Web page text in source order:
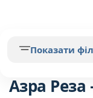
Азра
Показати